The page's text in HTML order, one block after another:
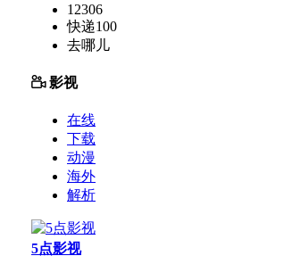
12306
快递100
去哪儿
影视
在线
下载
动漫
海外
解析
5点影视